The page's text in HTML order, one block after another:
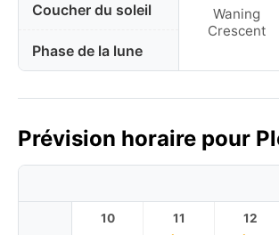
Coucher du soleil
Phase de la lune
Waning
Crescent
Prévision horaire pour
10 11 12